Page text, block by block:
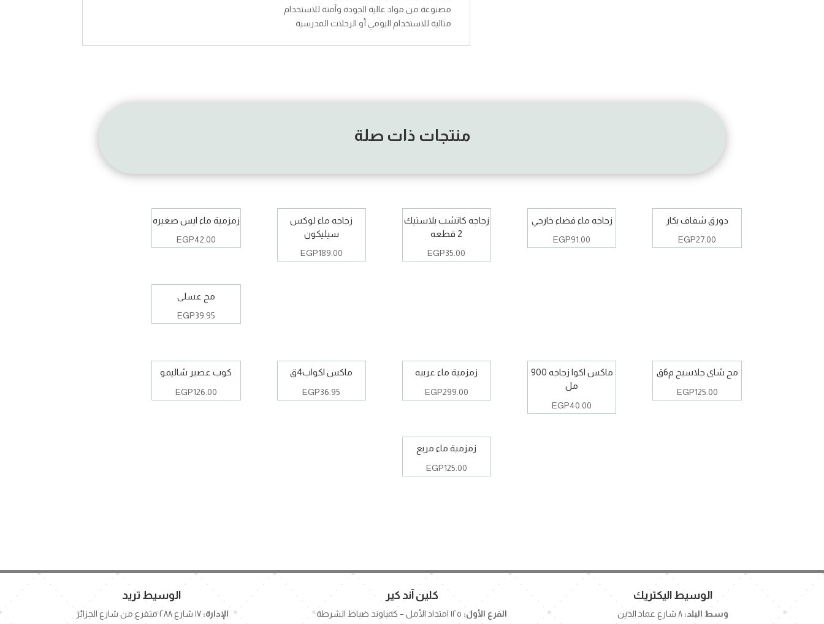
مصنوعة من مواد عالية الجودة وآمنة للاستخدام
مثالية للاستخدام اليومي أو الرحلات المدرسية
منتجات ذات صلة
دورق شفاف بكار
EGP27.00
زجاجه ماء فضاء خارجي
EGP91.00
زجاجه كاتشب بلاستيك
2 قطعه
EGP35.00
زجاجه ماء لوكس
سيليكون
EGP189.00
زمزمية ماء ايس صغيره
EGP42.00
مج عسلى
EGP39.95
مج شاى جلاسيج م6ق
EGP125.00
ماكس اكوا زجاجه 900
مل
EGP40.00
زمزمية ماء عربيه
EGP299.00
ماكس اكواب4ق
EGP36.95
كوب عصير شاليمو
EGP126.00
زمزمية ماء مربع
EGP125.00
الوسيط تريد
الإدارة: ١٧ شارع ٢٨٨ متفرع من شارع الجزائر
كلين آند كير
الفرع الأول:
الوسيط اليكتريك
وسط البلد: ٨ شارع عماد الدين